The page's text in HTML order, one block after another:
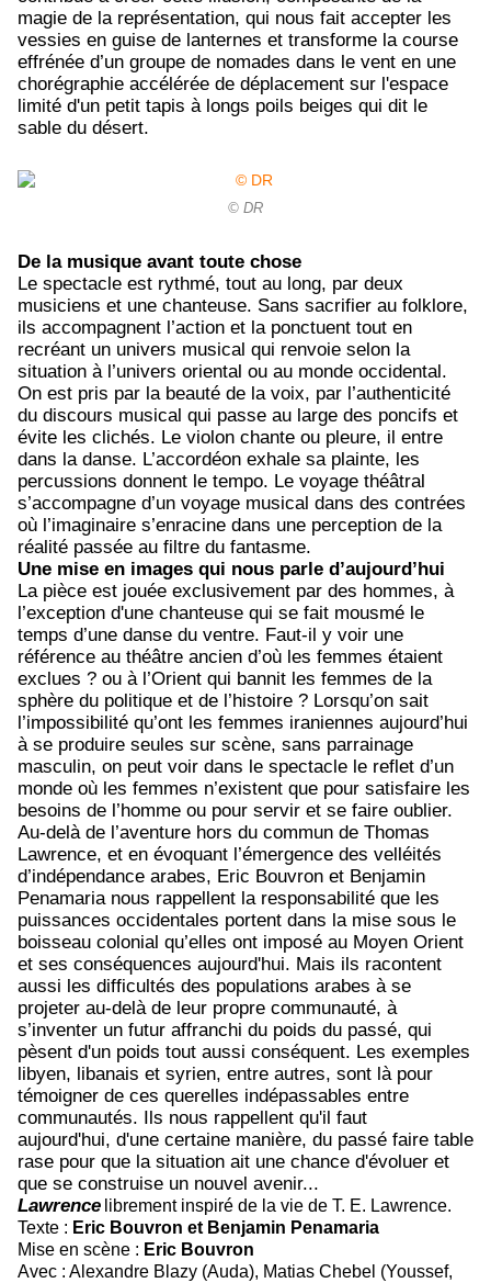
magie de la représentation, qui nous fait accepter les
vessies en guise de lanternes et transforme la course
effrénée d’un groupe de nomades dans le vent en une
chorégraphie accélérée de déplacement sur l'espace
limité d'un petit tapis à longs poils beiges qui dit le
sable du désert.
© DR
De la musique avant toute chose
Le spectacle est rythmé, tout au long, par deux
musiciens et une chanteuse. Sans sacrifier au folklore,
ils accompagnent l’action et la ponctuent tout en
recréant un univers musical qui renvoie selon la
situation à l’univers oriental ou au monde occidental.
On est pris par la beauté de la voix, par l’authenticité
du discours musical qui passe au large des poncifs et
évite les clichés. Le violon chante ou pleure, il entre
dans la danse. L’accordéon exhale sa plainte, les
percussions donnent le tempo. Le voyage théâtral
s’accompagne d’un voyage musical dans des contrées
où l’imaginaire s’enracine dans une perception de la
réalité passée au filtre du fantasme.
Une mise en images qui nous parle d’aujourd’hui
La pièce est jouée exclusivement par des hommes, à
l’exception d'une chanteuse qui se fait mousmé le
temps d’une danse du ventre. Faut-il y voir une
référence au théâtre ancien d’où les femmes étaient
exclues ? ou à l’Orient qui bannit les femmes de la
sphère du politique et de l’histoire ? Lorsqu’on sait
l’impossibilité qu’ont les femmes iraniennes aujourd’hui
à se produire seules sur scène, sans parrainage
masculin, on peut voir dans le spectacle le reflet d’un
monde où les femmes n’existent que pour satisfaire les
besoins de l’homme ou pour servir et se faire oublier.
Au-delà de l’aventure hors du commun de Thomas
Lawrence, et en évoquant l’émergence des velléités
d’indépendance arabes, Eric Bouvron et Benjamin
Penamaria nous rappellent la responsabilité que les
puissances occidentales portent dans la mise sous le
boisseau colonial qu’elles ont imposé au Moyen Orient
et ses conséquences aujourd'hui. Mais ils racontent
aussi les difficultés des populations arabes à se
projeter au-delà de leur propre communauté, à
s’inventer un futur affranchi du poids du passé, qui
pèsent d'un poids tout aussi conséquent. Les exemples
libyen, libanais et syrien, entre autres, sont là pour
témoigner de ces querelles indépassables entre
communautés. Ils nous rappellent qu'il faut
aujourd'hui, d'une certaine manière, du passé faire table
rase pour que la situation ait une chance d'évoluer et
que se construise un nouvel avenir...
Lawrence librement inspiré de la vie de T. E. Lawrence.
Texte : Eric Bouvron et Benjamin Penamaria
Mise en scène : Eric Bouvron
Avec : Alexandre Blazy (Auda), Matias Chebel (Youssef,